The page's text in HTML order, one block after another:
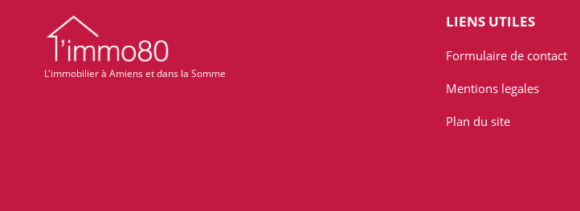
L'immobilier à Amiens et dans la Somme
LIENS UTILES
Formulaire de contact
Mentions legales
Plan du site